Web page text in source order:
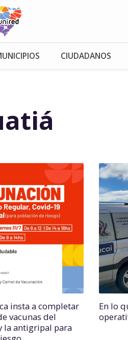
CIUDADANOS
insta a completar
vacunas del
la antigripal para
En lo